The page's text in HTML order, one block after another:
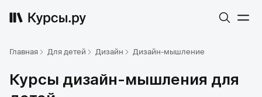
Главная Для детей Дизайн Дизайн-мышление
Курсы дизайн-мышления для